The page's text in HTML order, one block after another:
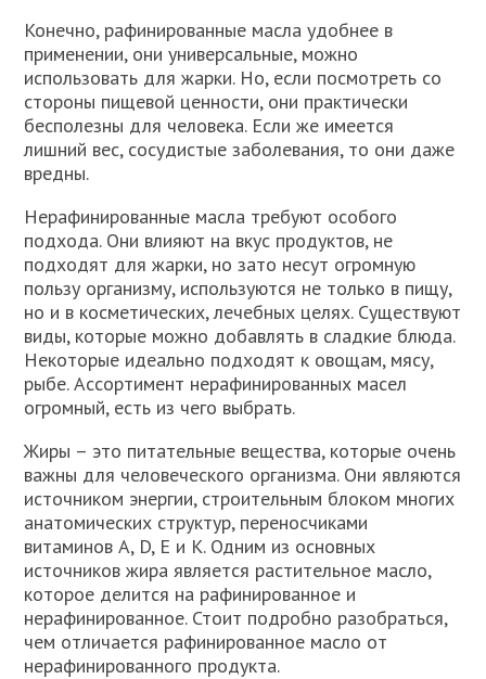
Конечно, рафинированные масла удобнее в
применении, они универсальные, можно
использовать для жарки. Но, если посмотреть со
стороны пищевой ценности, они практически
бесполезны для человека. Если же имеется
лишний вес, сосудистые заболевания, то они даже
вредны.
Нерафинированные масла требуют особого
подхода. Они влияют на вкус продуктов, не
подходят для жарки, но зато несут огромную
пользу организму, используются не только в пищу,
но и в косметических, лечебных целях. Существуют
виды, которые можно добавлять в сладкие блюда.
Некоторые идеально подходят к овощам, мясу,
рыбе. Ассортимент нерафинированных масел
огромный, есть из чего выбрать.
Жиры – это питательные вещества, которые очень
важны для человеческого организма. Они являются
источником энергии, строительным блоком многих
анатомических структур, переносчиками
витаминов А, D, Е и К. Одним из основных
источников жира является растительное масло,
которое делится на рафинированное и
нерафинированное. Стоит подробно разобраться,
чем отличается рафинированное масло от
нерафинированного продукта.